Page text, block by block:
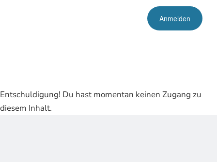
Entschuldigung! Du hast momentan keinen Zugang zu
diesem Inhalt.